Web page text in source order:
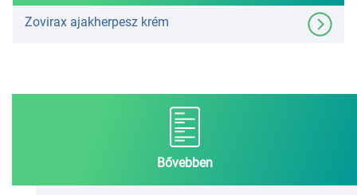
Zovirax ajakherpesz krém
Bővebben